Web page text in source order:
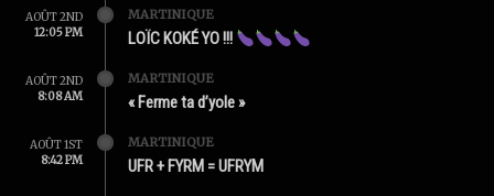
AOÛT 2ND
12:05 PM
MARTINIQUE
LOÏC KOKÉ YO !!!
AOÛT 2ND
8:08 AM
MARTINIQUE
« Ferme ta d’yole »
AOÛT 1ST
8:42 PM
MARTINIQUE
UFR + FYRM = UFRYM